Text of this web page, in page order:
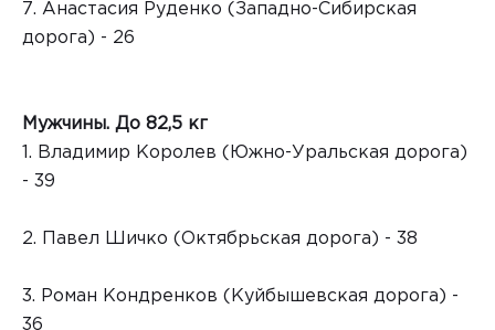
7. Анастасия Руденко (Западно-Сибирская
дорога) - 26
Мужчины. До 82,5 кг
1. Владимир Королев (Южно-Уральская дорога)
- 39
2. Павел Шичко (Октябрьская дорога) - 38
3. Роман Кондренков (Куйбышевская дорога) -
36